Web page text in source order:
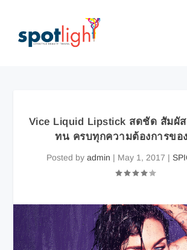
Vice Liquid Lipstick สดชัด สัมผั
ทน ครบทุกความต้องการขอ
Posted by admin | May 1, 2017 |